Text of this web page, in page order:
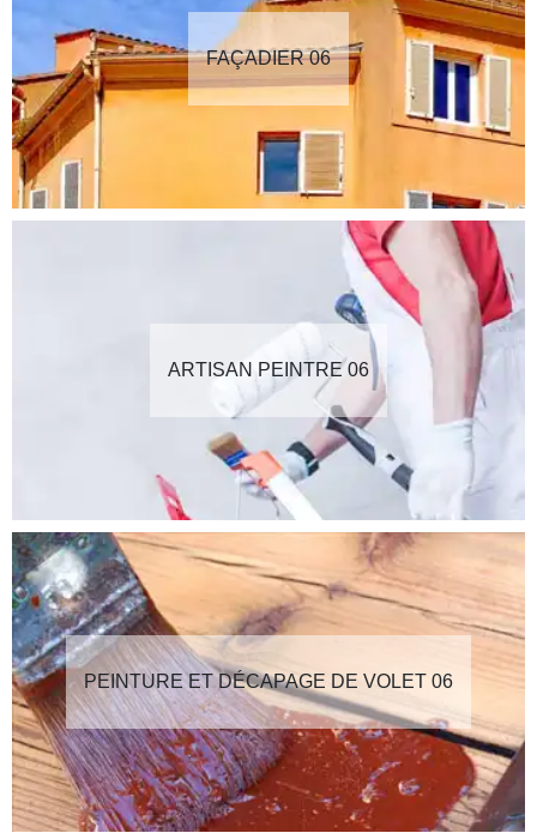
FAÇADIER 06
ARTISAN PEINTRE 06
PEINTURE ET DÉCAPAGE DE VOLET 06